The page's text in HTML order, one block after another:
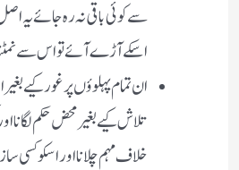
سے کوئی باقی نہ رہ جائے یہ
اسکے آڑے آئے تو اس سے
ان تمام پہلوؤں پر غور کیے
تلاش کیے بغیر محض حکم لگانا
خلاف مہم چلانا اور اسکو کسی